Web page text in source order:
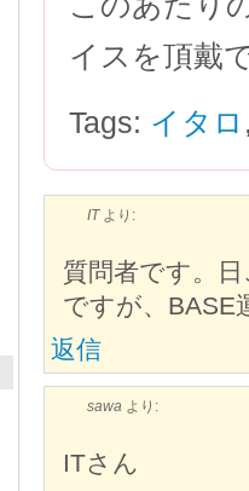
イスを頂戴
Tags: イタロ
IT より:
質問者です。
ですが、BASE
返信
sawa より:
ITさん